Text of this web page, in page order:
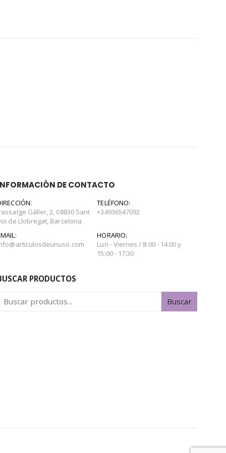
DE CONTACTO
Gàller, 2, 08830 Sant
de Llobregat, Barcelona
TELÉFONO:
+34936547092
HORARIO:
Lun - Viernes / 8:00 - 14:00 y
15:00 - 17:30
PRODUCTOS
Buscar